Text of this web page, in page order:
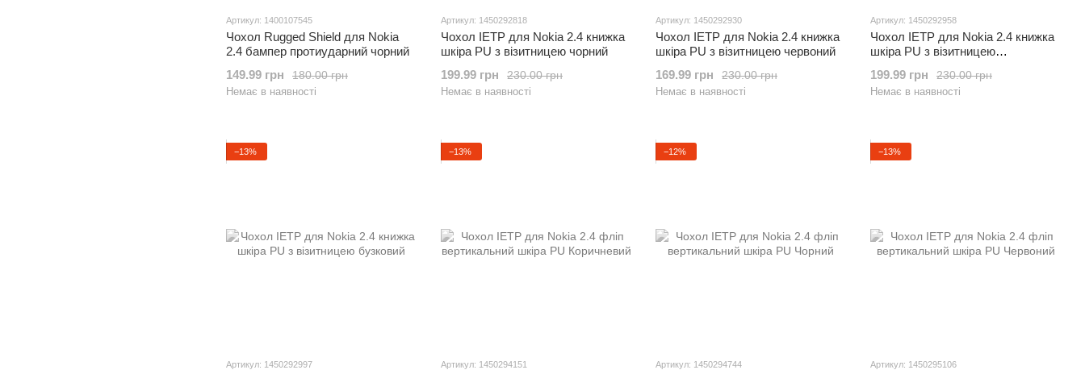
Артикул: 1400107545
Чохол Rugged Shield для Nokia
2.4 бампер протиударний чорний
180.00 грн
149.99 грн
Немає в наявності
Артикул: 1450292818
Чохол IETP для Nokia 2.4 книжка
шкіра PU з візитницею чорний
230.00 грн
199.99 грн
Немає в наявності
Артикул: 1450292930
Чохол IETP для Nokia 2.4 книжка
шкіра PU з візитницею червоний
230.00 грн
169.99 грн
Немає в наявності
Артикул: 1450292958
Чохол IETP для Nokia 2.4 книжка
шкіра PU з візитницею
230.00 грн
199.99 грн
Немає в наявності
−13%
Артикул: 1450292997
−13%
Артикул: 1450294151
−12%
Артикул: 1450294744
−13%
Артикул: 1450295106